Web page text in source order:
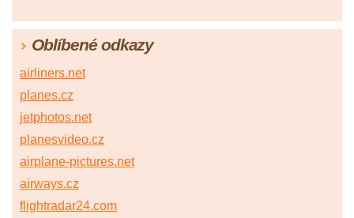
Oblíbené odkazy
airliners.net
planes.cz
jetphotos.net
planesvideo.cz
airplane-pictures.net
airways.cz
flightradar24.com